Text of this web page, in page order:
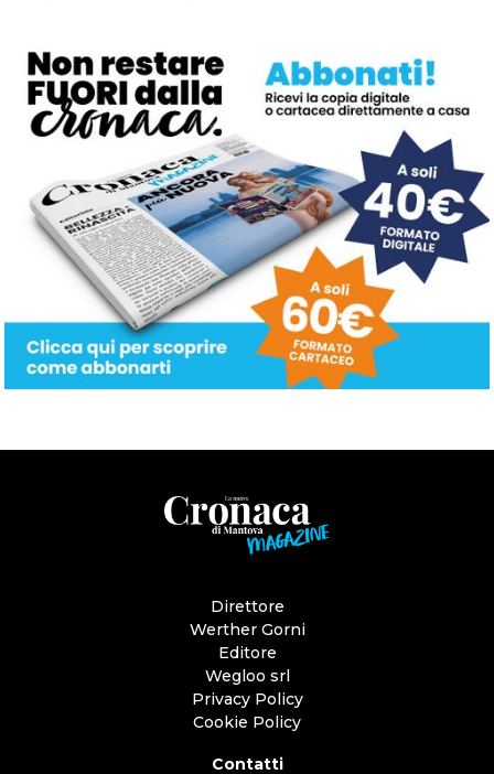
Direttore
Werther Gorni
Editore
Wegloo srl
Privacy Policy
Cookie Policy
Contatti